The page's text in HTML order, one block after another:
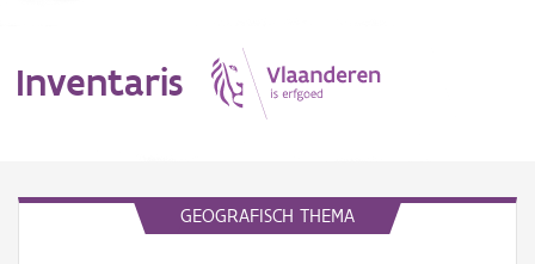
Inventaris
GEOGRAFISCH THEMA